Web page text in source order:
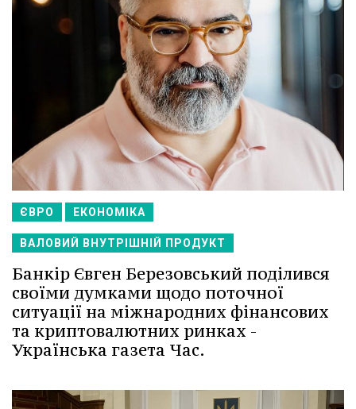
ЄВРО ЕКОНОМІКА
ВАЛОВИЙ ВНУТРІШНІЙ ПРОДУКТ
Банкір Євген Березовський поділився
своїми думками щодо поточної
ситуації на міжнародних фінансових
та криптовалютних ринках -
Українська газета Час.